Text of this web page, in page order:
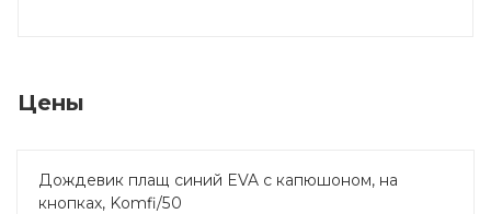
Цены
Дождевик плащ синий EVA с капюшоном, на
кнопках, Komfi/50